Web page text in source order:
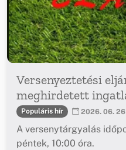
Versenyeztetési
meghirdetett
Populáris hír 2026. 06. 26
A versenytárgyalás
péntek, 10:00 óra.